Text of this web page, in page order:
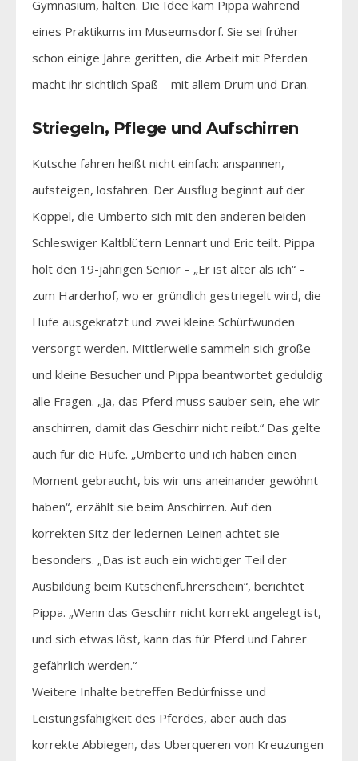
Gymnasium, halten. Die Idee kam Pippa während
eines Praktikums im Museumsdorf. Sie sei früher
schon einige Jahre geritten, die Arbeit mit Pferden
macht ihr sichtlich Spaß – mit allem Drum und Dran.
Striegeln, Pflege und Aufschirren
Kutsche fahren heißt nicht einfach: anspannen,
aufsteigen, losfahren. Der Ausflug beginnt auf der
Koppel, die Umberto sich mit den anderen beiden
Schleswiger Kaltblütern Lennart und Eric teilt. Pippa
holt den 19-jährigen Senior – „Er ist älter als ich“ –
zum Harderhof, wo er gründlich gestriegelt wird, die
Hufe ausgekratzt und zwei kleine Schürfwunden
versorgt werden. Mittlerweile sammeln sich große
und kleine Besucher und Pippa beantwortet geduldig
alle Fragen. „Ja, das Pferd muss sauber sein, ehe wir
anschirren, damit das Geschirr nicht reibt.“ Das gelte
auch für die Hufe. „Umberto und ich haben einen
Moment gebraucht, bis wir uns aneinander gewöhnt
haben“, erzählt sie beim Anschirren. Auf den
korrekten Sitz der ledernen Leinen achtet sie
besonders. „Das ist auch ein wichtiger Teil der
Ausbildung beim Kutschenführerschein“, berichtet
Pippa. „Wenn das Geschirr nicht korrekt angelegt ist,
und sich etwas löst, kann das für Pferd und Fahrer
gefährlich werden.“
Weitere Inhalte betreffen Bedürfnisse und
Leistungsfähigkeit des Pferdes, aber auch das
korrekte Abbiegen, das Überqueren von Kreuzungen